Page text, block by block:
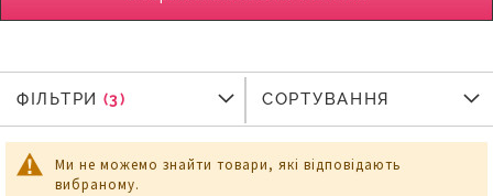
Ми не можемо знайти товари, які відповідають
вибраному.
ФІЛЬТРИ
ФІЛЬТРИ СОРТУВАННЯ